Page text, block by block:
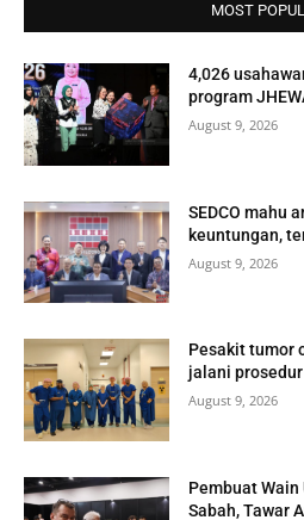
MOST
4,026
program
August 9, 2026
SEDCO mahu
keuntungan,
August 9, 2026
Pesakit tumor
jalani
August 9, 2026
Pembuat
Sabah, Tawar